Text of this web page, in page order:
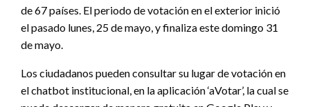
de 67 países. El periodo de votación en el exterior inició
el pasado lunes, 25 de mayo, y finaliza este domingo 31
de mayo.
Los ciudadanos pueden consultar su lugar de votación en
el chatbot institucional, en la aplicación ‘aVotar’, la cual se